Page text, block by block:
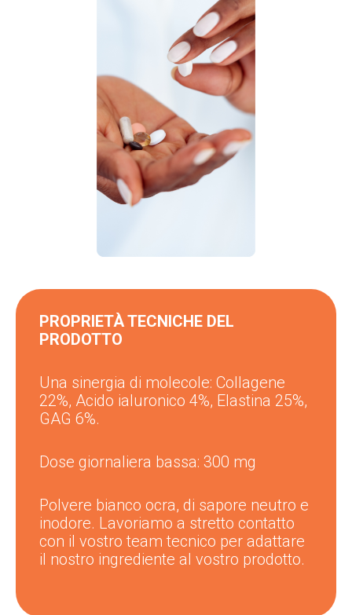
PROPRIETÀ TECNICHE DEL
PRODOTTO
Una sinergia di molecole: Collagene
22%, Acido ialuronico 4%, Elastina 25%,
GAG 6%.
Dose giornaliera bassa: 300 mg
Polvere bianco ocra, di sapore neutro e
inodore. Lavoriamo a stretto contatto
con il vostro team tecnico per adattare
il nostro ingrediente al vostro prodotto.